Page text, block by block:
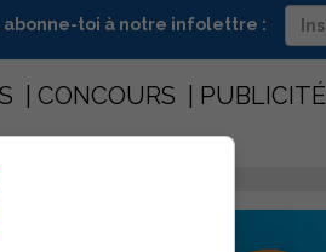
abonne-toi à notre infolettre :
CONCOURS PUBLICITÉ